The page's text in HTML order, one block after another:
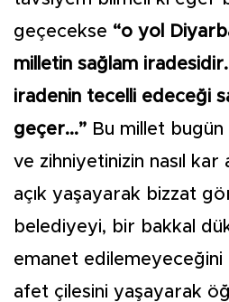
geçecekse “o yol
milletin sağlam
iradenin tecelli edeceği
geçer...” Bu millet
ve zihniyetinizin nasıl kar
açık yaşayarak bizzat
belediyeyi, bir bakkal
emanet edilemeyeceğini
afet çilesini yaşayarak